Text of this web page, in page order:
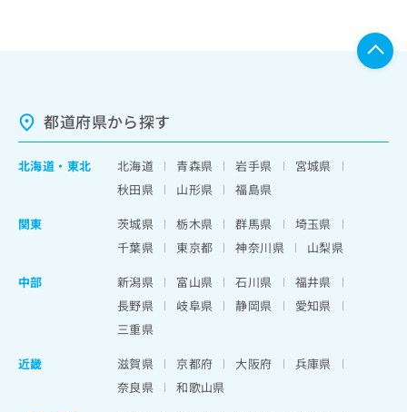
都道府県から探す
北海道 ・ 東北 北海道 青森県 岩手県
宮城県
秋田県
山形県
福島県
関東
茨城県 栃木県 群馬県
埼玉県
千葉県
東京都 神奈川県
山梨県
中部
新潟県 富山県 石川県
福井県
長野県
岐阜県 静岡県
愛知県
三重県
近畿
滋賀県 京都府 大阪府
兵庫県
奈良県
和歌山県